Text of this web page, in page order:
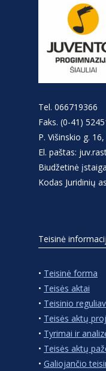
Tel. 066719366
Faks. (0-41)
P. Višinskio g.
El. paštas:
Biudžetinė įstaiga
Kodas Juridinių
Teisinė
• Teisinė forma
• Teisės aktai
• Teisinio
• Teisės aktų
• Tyrimai ir
• Teisės aktų
• Galiojančio